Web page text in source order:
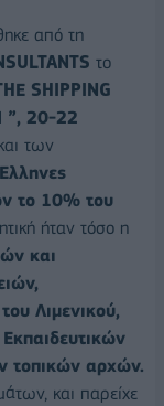
από τη
το
SHIPPING
”, 20-22
των
το 10% του
ήταν τόσο η
και
Λιμενικού,
τοπικών αρχών.
και παρείχε